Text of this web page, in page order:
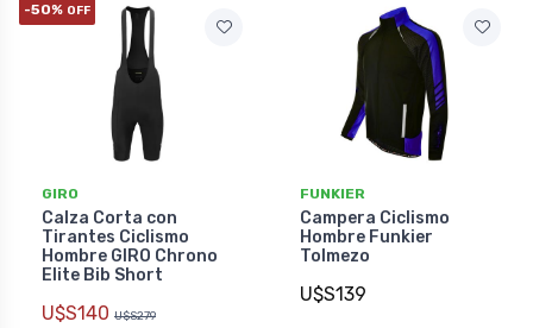
-50% OFF
GIRO
Calza Corta con
Tirantes Ciclismo
Hombre GIRO Chrono
Elite Bib Short
U$S140 U$S279
FUNKIER
Campera Ciclismo
Hombre Funkier
Tolmezo
U$S139